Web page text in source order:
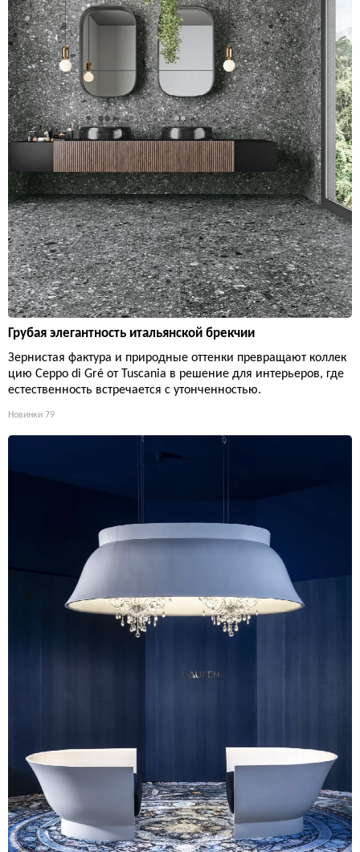
Грубая элегантность итальянской брекчии
Зернистая фактура и природные оттенки превращают коллек
цию Ceppo di Gré от Tuscania в решение для интерьеров, где
естественность встречается с утонченностью.
Новинки 79